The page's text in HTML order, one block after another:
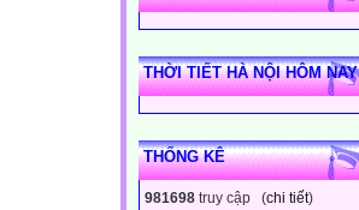
THỜI TIẾT HÀ NỘI HÔM NAY
THỐNG KÊ
981698 truy cập (chi tiết)